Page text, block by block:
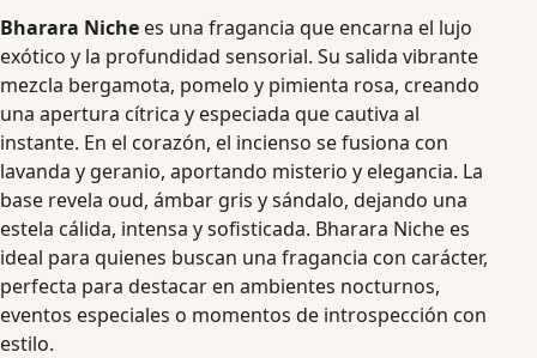
Bharara Niche es una fragancia que encarna el lujo
exótico y la profundidad sensorial. Su salida vibrante
mezcla bergamota, pomelo y pimienta rosa, creando
una apertura cítrica y especiada que cautiva al
instante. En el corazón, el incienso se fusiona con
lavanda y geranio, aportando misterio y elegancia. La
base revela oud, ámbar gris y sándalo, dejando una
estela cálida, intensa y sofisticada. Bharara Niche es
ideal para quienes buscan una fragancia con carácter,
perfecta para destacar en ambientes nocturnos,
eventos especiales o momentos de introspección con
estilo.